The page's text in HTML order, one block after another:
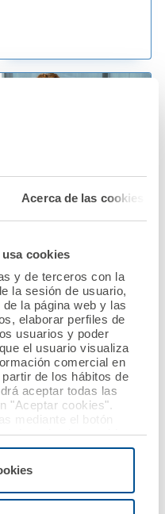
Acerca de las cookies
cookies
y de terceros con la
la sesión de usuario,
la página web y las
elaborar perfiles de
usuarios y poder
el usuario visualiza
comercial en
de los hábitos de
aceptar todas las
"Aceptar cookies".
mediante el botón
todas las cookies
el acceso a los
“Personalizar".
02 octubre 2023
Paola Galbany
Dr. Diego Murillo al
Colegio de
Enfermeros y
Enfermeras de
Barcelona
Ver noticia